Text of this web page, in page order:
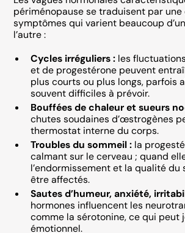
périménopause se traduisent par
symptômes qui varient beaucoup
l’autre :
Cycles irréguliers :les
et de progestérone peuvent
plus courts ou plus longs, parfois
souvent difficiles à prévoir.
Bouffées de chaleur et sueurs
chutes soudaines d’œstrogènes
thermostat interne du corps.
Troubles du sommeil :la
calmant sur le cerveau ; quand
l’endormissement et la qualité du
être affectés.
Sautes d’humeur, anxiété,
hormones influencent les
comme la sérotonine, ce qui peut
émotionnel.